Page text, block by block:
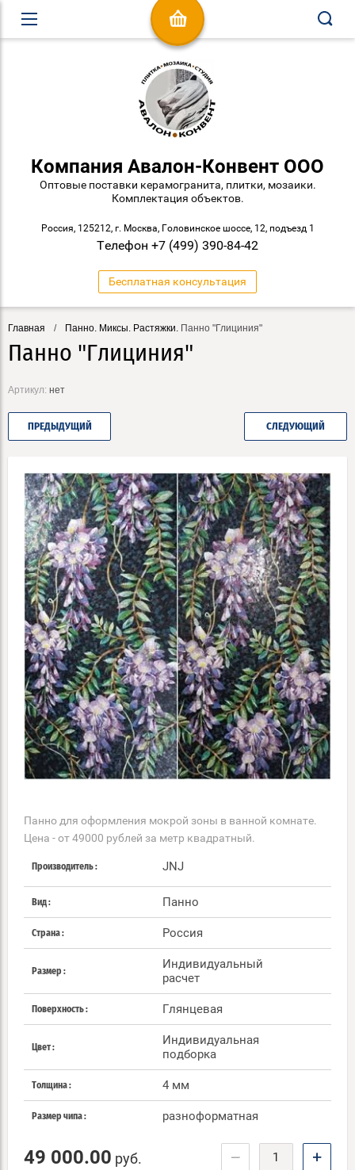
Компания Авалон-Конвент ООО
Оптовые поставки керамогранита, плитки, мозаики.
Комплектация объектов.
Россия, 125212, г. Москва, Головинское шоссе, 12, подъезд 1
Телефон +7 (499) 390-84-42
Бесплатная консультация
Главная / Панно. Миксы. Растяжки. Панно "Глициния"
Панно "Глициния"
Артикул: нет
ПРЕДЫДУЩИЙ СЛЕДУЮЩИЙ
Панно для оформления мокрой зоны в ванной комнате.
Цена - от 49000 рублей за метр квадратный.
Производитель JNJ
Вид Панно
Страна Россия
Размер
Индивидуальный
расчет
Поверхность Глянцевая
Цвет
Индивидуальная
подборка
Толщина 4 мм
Размер чипа разноформатная
49 000.00 руб. − +